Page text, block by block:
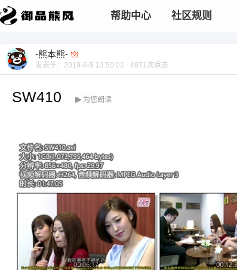
帮助中心 社区规则
-熊本熊-
发表于： 2019-6-5 13:50:02 4871次点击
SW410 为您朗读